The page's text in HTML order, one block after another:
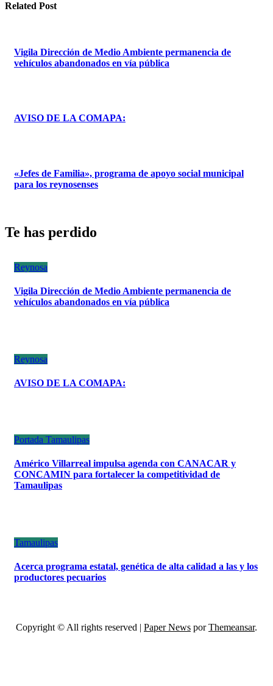
Related Post
Vigila Dirección de Medio Ambiente permanencia de
vehículos abandonados en vía pública
AVISO DE LA COMAPA:
«Jefes de Familia», programa de apoyo social municipal
para los reynosenses
Te has perdido
Reynosa
Vigila Dirección de Medio Ambiente permanencia de
vehículos abandonados en vía pública
Reynosa
AVISO DE LA COMAPA:
Portada Tamaulipas
Américo Villarreal impulsa agenda con CANACAR y
CONCAMIN para fortalecer la competitividad de
Tamaulipas
Tamaulipas
Acerca programa estatal, genética de alta calidad a las y los
productores pecuarios
Copyright © All rights reserved | Paper News porThemeansar.